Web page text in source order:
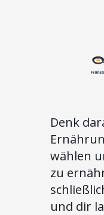
Denk
wählen
zu
und dir